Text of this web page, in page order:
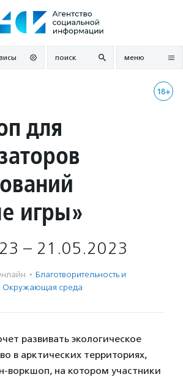
поиск меню
18+
для
игры»
– 21.05.2023
· Благотвори­тель­ность и
Окружающая среда
развивать экологическое
в арктических территориях,
воркшоп, на котором участники